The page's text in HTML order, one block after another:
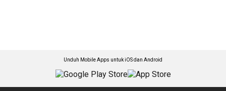
Unduh Mobile Apps untuk iOS dan Android